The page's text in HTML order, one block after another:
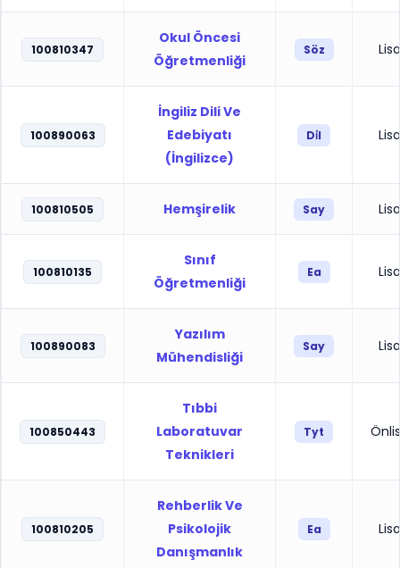
100810347
Okul Öncesi
Öğretmenliği
Söz
100890063
İngiliz Dili Ve
Edebiyatı
(İngilizce)
Di̇l
100810505 Hemşirelik Say
100810135
Sınıf
Öğretmenliği
Ea
100890083
Yazılım
Mühendisliği
Say
100850443
Tıbbi
Laboratuvar
Teknikleri
Tyt
100810205
Rehberlik Ve
Psikolojik
Danışmanlık
Ea